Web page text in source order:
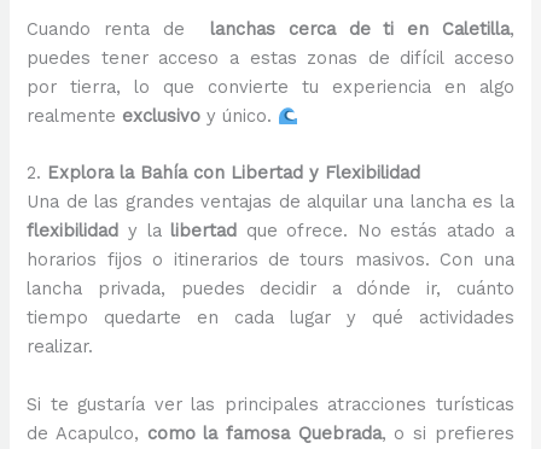
Cuando renta de lanchas cerca de ti en Caletilla,
puedes tener acceso a estas zonas de difícil acceso
por tierra, lo que convierte tu experiencia en algo
realmente exclusivo y único.
2. Explora la Bahía con Libertad y Flexibilidad
Una de las grandes ventajas de alquilar una lancha es la
flexibilidad y la libertad
que ofrece. No estás atado a
horarios fijos o itinerarios de tours masivos. Con una
lancha privada, puedes decidir a dónde ir, cuánto
tiempo quedarte en cada lugar y qué actividades
realizar.
Si te gustaría ver las principales atracciones turísticas
de Acapulco, como la famosa Quebrada, o si prefieres